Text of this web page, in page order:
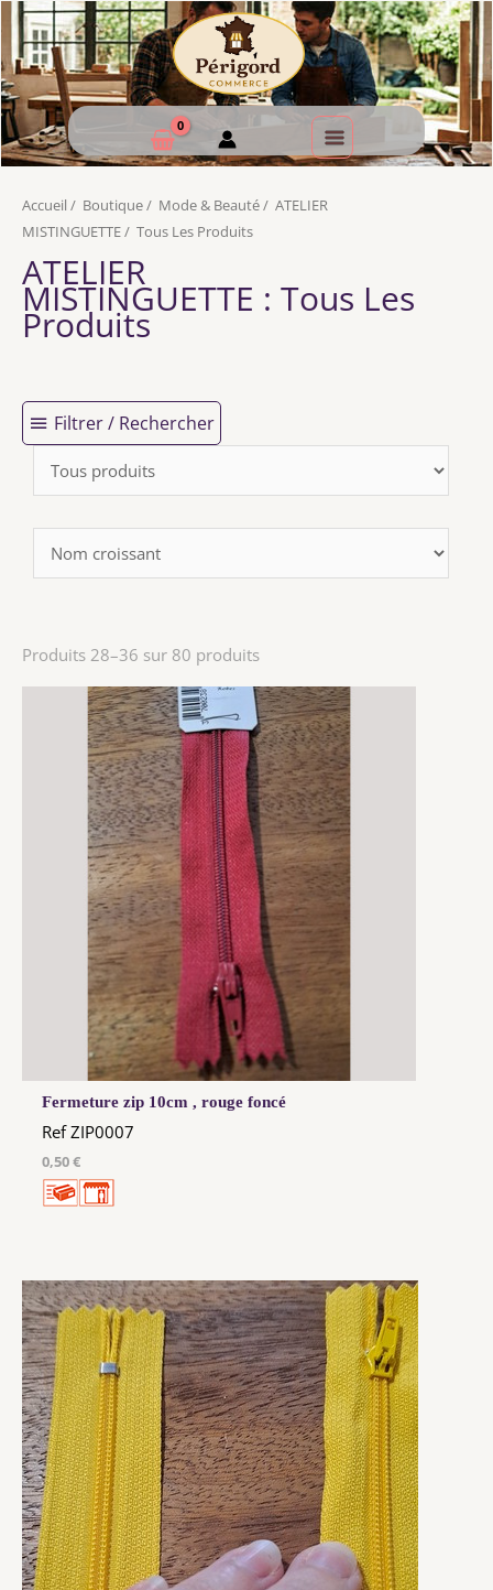
Accueil / Boutique/ Mode & Beauté/ ATELIER
MISTINGUETTE/ Tous Les Produits
ATELIER
MISTINGUETTE : Tous Les
Produits
Filtrer / Rechercher
Produits 28–36 sur 80 produits
Fermeture zip 10cm , rouge foncé
Ref ZIP0007
0,50 €